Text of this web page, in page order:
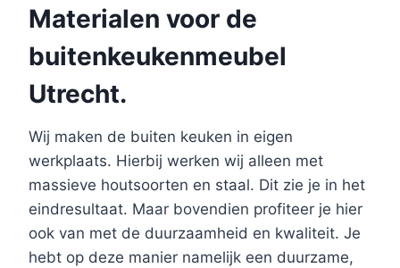
Materialen voor de
buitenkeukenmeubel
Utrecht.
Wij maken de buiten keuken in eigen
werkplaats. Hierbij werken wij alleen met
massieve houtsoorten en staal. Dit zie je in het
eindresultaat. Maar bovendien profiteer je hier
ook van met de duurzaamheid en kwaliteit. Je
hebt op deze manier namelijk een duurzame,